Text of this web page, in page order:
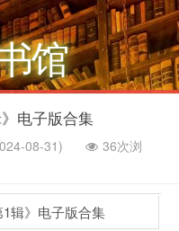
馆
电子版合集
08-31)
36次浏
辑》电子版合集